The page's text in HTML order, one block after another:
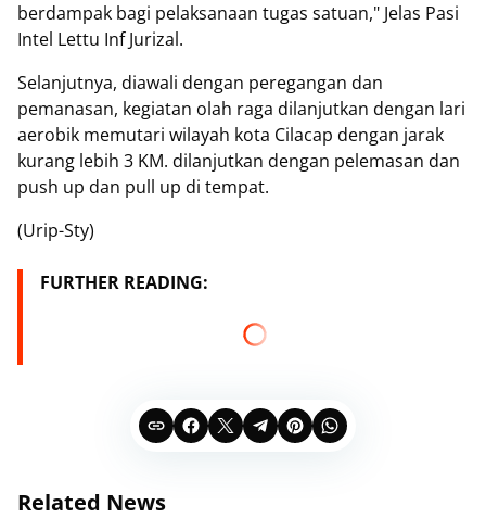
berdampak bagi pelaksanaan tugas satuan," Jelas Pasi
Intel Lettu Inf Jurizal.
Selanjutnya, diawali dengan peregangan dan
pemanasan, kegiatan olah raga dilanjutkan dengan lari
aerobik memutari wilayah kota Cilacap dengan jarak
kurang lebih 3 KM. dilanjutkan dengan pelemasan dan
push up dan pull up di tempat.
(Urip-Sty)
FURTHER READING:
Related News